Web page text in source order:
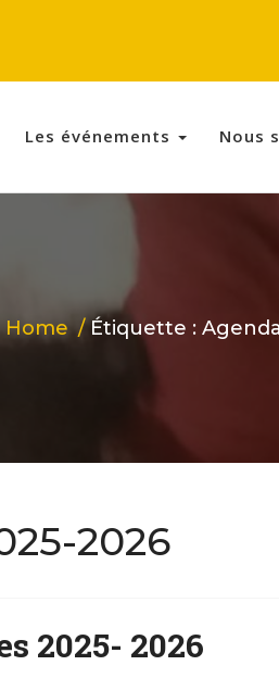
Les événements Nous
Home Étiquette :
2026
2025- 2026